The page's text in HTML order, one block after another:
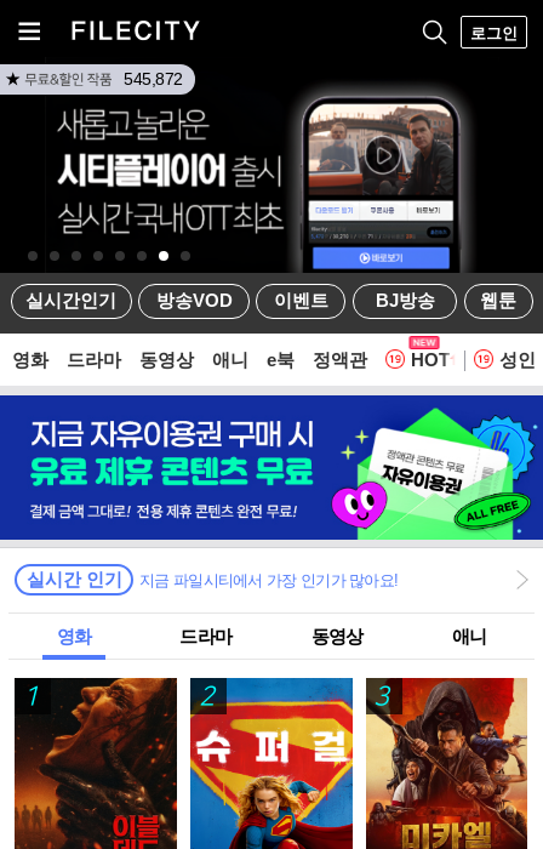
로그인
실시간인기 방송VOD 이벤트 BJ방송 웹툰
545,872
영화 드라마 동영상 애니 e북 정액관 HOT 웹
성인
실시간 인기 지금 파일시티에서 가장 인기가 많아요!
영화 드라마 동영상 애니
1 2 3